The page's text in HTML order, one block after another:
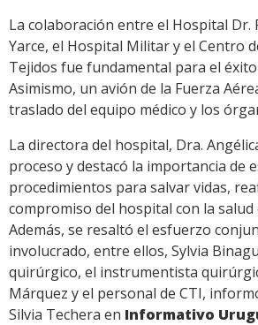
La colaboración entre el Hospital Dr.
Yarce, el Hospital Militar y el Centro
Tejidos fue fundamental para el
Asimismo, un avión de la Fuerza
traslado del equipo médico y los
La directora del hospital, Dra.
proceso y destacó la importancia de
procedimientos para salvar vidas,
compromiso del hospital con la salud
Además, se resaltó el esfuerzo
involucrado, entre ellos, Sylvia
quirúrgico, el instrumentista
Márquez y el personal de CTI,
Silvia Techera en Informativo